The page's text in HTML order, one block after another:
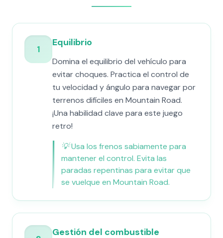
1
Equilibrio
Domina el equilibrio del vehículo para
evitar choques. Practica el control de
tu velocidad y ángulo para navegar por
terrenos difíciles en Mountain Road.
¡Una habilidad clave para este juego
retro!
💡Usa los frenos sabiamente para
mantener el control. Evita las
paradas repentinas para evitar que
se vuelque en Mountain Road.
Gestión del combustible